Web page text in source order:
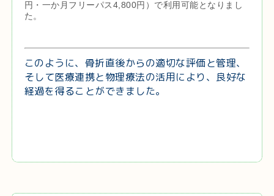
円・一か月フリーパス4,800円）で利用可能となりまし
た。
このように、骨折直後からの適切な評価と管理、
そして医療連携と物理療法の活用により、良好な
経過を得ることができました。